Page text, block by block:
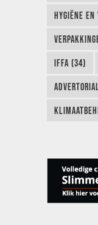
HYGIËNE
IFFA (34)